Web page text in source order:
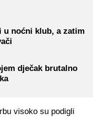
u noćni klub, a zatim
dječak brutalno
visoko su podigli